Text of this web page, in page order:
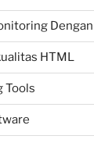
Dengan
HTML
Tools